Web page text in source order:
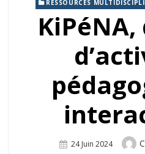
RESSOURCES
Posted
24 Juin 2024